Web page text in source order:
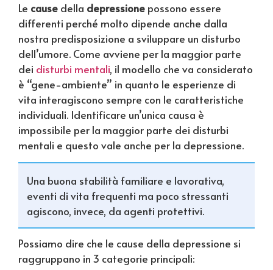
Le cause della depressione possono essere
differenti perché molto dipende anche dalla
nostra predisposizione a sviluppare un disturbo
dell’umore. Come avviene per la maggior parte
dei disturbi mentali, il modello che va considerato
è “gene-ambiente” in quanto le esperienze di
vita interagiscono sempre con le caratteristiche
individuali. Identificare un’unica causa è
impossibile per la maggior parte dei disturbi
mentali e questo vale anche per la depressione.
Una buona stabilità familiare e lavorativa,
eventi di vita frequenti ma poco stressanti
agiscono, invece, da agenti protettivi.
Possiamo dire che le cause della depressione si
raggruppano in 3 categorie principali: